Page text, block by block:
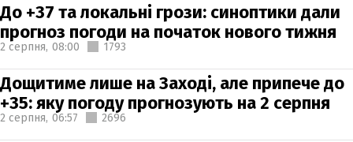
До +37 та локальні грози: синоптики дали
прогноз погоди на початок нового тижня
2 серпня, 08:00 1793
Дощитиме лише на Заході, але припече до
+35: яку погоду прогнозують на 2 серпня
2 серпня, 06:57 2696